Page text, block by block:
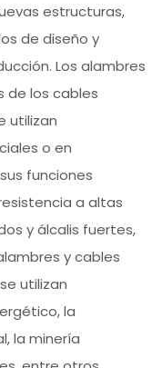
estructuras,
de diseño y
Los alambres
de los cables
utilizan
o en
funciones
a altas
y álcalis fuertes,
y cables
utilizan
la
la minería